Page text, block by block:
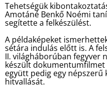
Tehetségük
Amotáné Benkő Noémi
segítette a felkészülést.
A példaképeket
sétára indulás előtt is. A
II. világháborúban fegyver
készült dokumentumfilmet
együtt pedig egy népszerű
hitvallását.